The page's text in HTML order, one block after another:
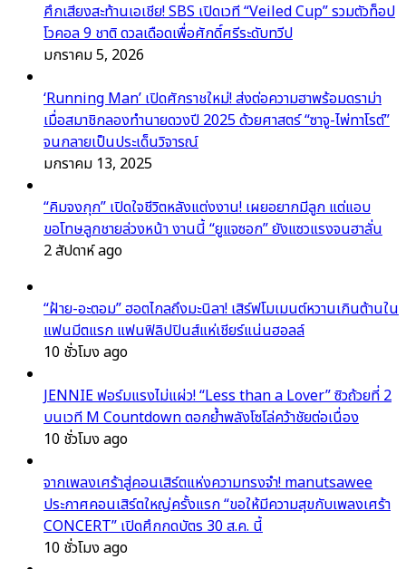
ศึกเสียงสะท้านเอเชีย! SBS เปิดเวที “Veiled Cup” รวมตัวท็อป
โวคอล 9 ชาติ ดวลเดือดเพื่อศักดิ์ศรีระดับทวีป
มกราคม 5, 2026
‘Running Man’ เปิดศักราชใหม่! ส่งต่อความฮาพร้อมดราม่า
เมื่อสมาชิกลองทำนายดวงปี 2025 ด้วยศาสตร์ “ซาจู-ไพ่ทาโรต์”
จนกลายเป็นประเด็นวิจารณ์
มกราคม 13, 2025
“คิมจงกุก” เปิดใจชีวิตหลังแต่งงาน! เผยอยากมีลูก แต่แอบ
ขอโทษลูกชายล่วงหน้า งานนี้ “ยูแจซอก” ยังแซวแรงจนฮาลั่น
2 สัปดาห์ ago
“ฝ้าย-อะตอม” ฮอตไกลถึงมะนิลา! เสิร์ฟโมเมนต์หวานเกินต้านใน
แฟนมีตแรก แฟนฟิลิปปินส์แห่เชียร์แน่นฮอลล์
10 ชั่วโมง ago
JENNIE ฟอร์มแรงไม่แผ่ว! “Less than a Lover” ซิวถ้วยที่ 2
บนเวที M Countdown ตอกย้ำพลังโซโล่คว้าชัยต่อเนื่อง
10 ชั่วโมง ago
จากเพลงเศร้าสู่คอนเสิร์ตแห่งความทรงจำ! manutsawee
ประกาศคอนเสิร์ตใหญ่ครั้งแรก “ขอให้มีความสุขกับเพลงเศร้า
CONCERT” เปิดศึกกดบัตร 30 ส.ค. นี้
10 ชั่วโมง ago